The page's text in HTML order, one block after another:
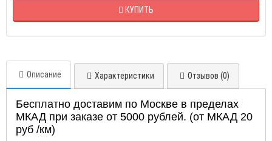
КУПИТЬ
Описание Характеристики Отзывов (0)
Бесплатно доставим по Москве в пределах
МКАД при заказе от 5000 рублей. (от МКАД 20
руб /км)